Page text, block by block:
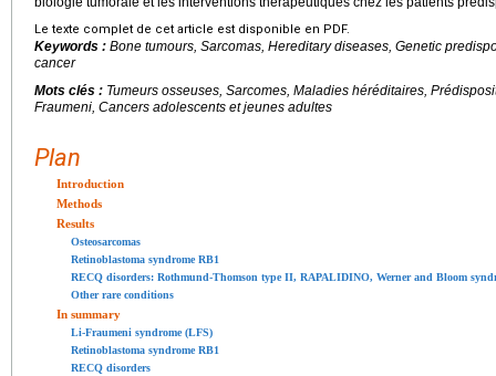
Le texte complet de cet article est disponible en PDF.
Keywords : Bone tumours, Sarcomas, Hereditary diseases, Genetic
cancer
Mots clés : Tumeurs osseuses, Sarcomes, Maladies héréditaires,
Fraumeni, Cancers adolescents et jeunes adultes
Plan
Introduction
Methods
Results
Osteosarcomas
Retinoblastoma syndrome RB1
RECQ disorders: Rothmund-Thomson type II, RAPALIDINO, Werner and Bloom
Other rare conditions
In summary
Li-Fraumeni syndrome (LFS)
Retinoblastoma syndrome RB1
RECQ disorders